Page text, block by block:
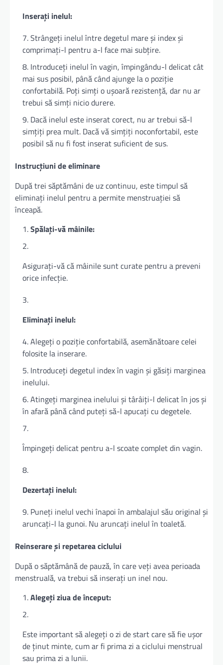
Inserați inelul:
Strângeți inelul între degetul mare și index și
comprimați-l pentru a-l face mai subțire.
Introduceți inelul în vagin, împingându-l delicat cât
mai sus posibil, până când ajunge la o poziție
confortabilă. Poți simți o ușoară rezistență, dar nu ar
trebui să simți nicio durere.
Dacă inelul este inserat corect, nu ar trebui să-l
simțiți prea mult. Dacă vă simțiți noconfortabil, este
posibil să nu fi fost inserat suficient de sus.
Instrucțiuni de eliminare
După trei săptămâni de uz continuu, este timpul să
eliminați inelul pentru a permite menstruației să
înceapă.
Spălați-vă mâinile:
Asigurați-vă că mâinile sunt curate pentru a preveni
orice infecție.
Eliminați inelul:
Alegeți o poziție confortabilă, asemănătoare celei
folosite la inserare.
Introduceți degetul index în vagin și găsiți marginea
inelului.
Atingeți marginea inelului și târâiți-l delicat în jos și
în afară până când puteți să-l apucați cu degetele.
Împingeți delicat pentru a-l scoate complet din vagin.
Dezertați inelul:
Puneți inelul vechi înapoi în ambalajul său original și
aruncați-l la gunoi. Nu aruncați inelul în toaletă.
Reinserare și repetarea ciclului
După o săptămână de pauză, în care veți avea perioada
menstruală, va trebui să inserați un inel nou.
Alegeți ziua de început:
Este important să alegeți o zi de start care să fie ușor
de ținut minte, cum ar fi prima zi a ciclului menstrual
sau prima zi a lunii.